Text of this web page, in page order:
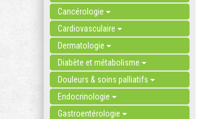
Cancérologie
Cardiovasculaire
Dermatologie
Diabète et métabolisme
Douleurs & soins palliatifs
Endocrinologie
Gastroentérologie